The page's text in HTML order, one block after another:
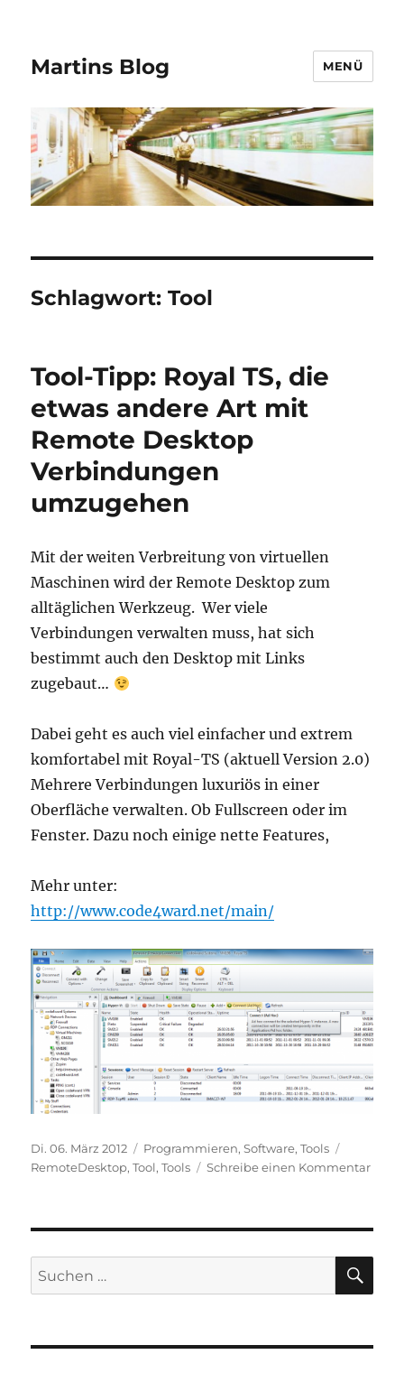
Martins Blog MENÜ
Schlagwort:Tool
Tool-Tipp: Royal TS, die
etwas andere Art mit
Remote Desktop
Verbindungen
umzugehen
Mit der weiten Verbreitung von virtuellen
Maschinen wird der Remote Desktop zum
alltäglichen Werkzeug. Wer viele
Verbindungen verwalten muss, hat sich
bestimmt auch den Desktop mit Links
zugebaut…
Dabei geht es auch viel einfacher und extrem
komfortabel mit Royal-TS (aktuell Version 2.0)
Mehrere Verbindungen luxuriös in einer
Oberfläche verwalten. Ob Fullscreen oder im
Fenster. Dazu noch einige nette Features,
Mehr unter:
http://www.code4ward.net/main/
Veröffentlicht
am
Di. 06. März 2012 Kategorien
Programmieren,Software,Tools
RemoteDesktop,Tool,Tools Schreibe einen Kommentarzu
die
Suchen
nach: